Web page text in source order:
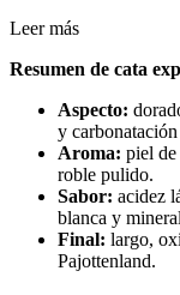
Leer más
Resumen de cata
Aspecto:
y
Aroma: piel
roble pulido.
Sabor: acidez
blanca y
Final: largo,
Pajottenland.